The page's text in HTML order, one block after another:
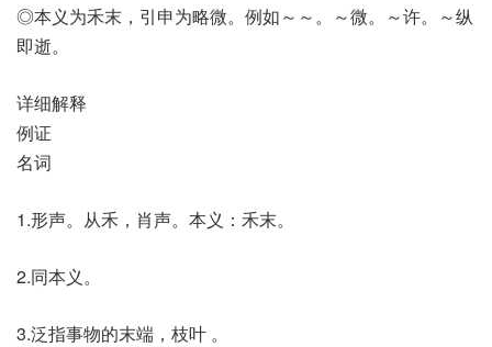
◎本义为禾末，引申为略微。例如～～。～微。～许。～纵
即逝。
详细解释
例证
名词
1.形声。从禾，肖声。本义：禾末。
2.同本义。
3.泛指事物的末端，枝叶 。